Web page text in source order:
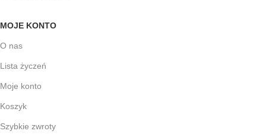
MOJE KONTO
O nas
Lista życzeń
Moje konto
Koszyk
Szybkie zwroty